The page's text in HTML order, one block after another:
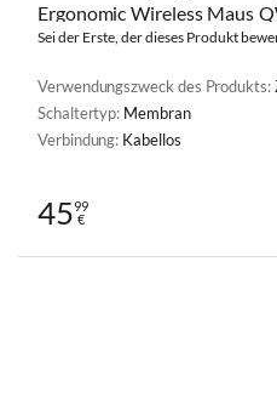
Ergonomic Wireless Maus
Sei der Erste, der dieses Produkt
Verwendungszweck des Produkts:
Schaltertyp: Membran
Verbindung: Kabellos
4599
€